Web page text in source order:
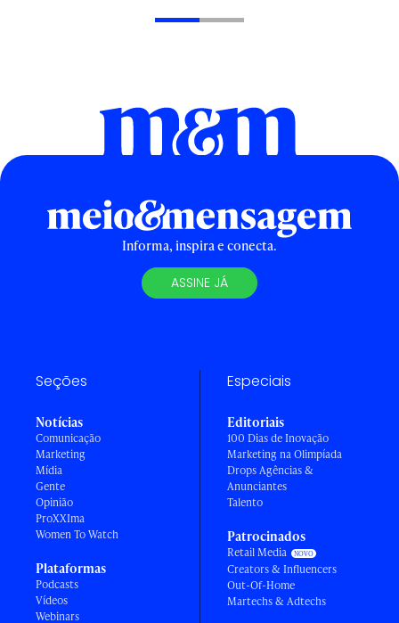
Informa, inspira e conecta.
ASSINE JÁ
Seções
Notícias
Comunicação
Marketing
Mídia
Gente
Opinião
ProXXIma
Women To Watch
Plataformas
Podcasts
Vídeos
Webinars
Especiais
Editoriais
100 Dias de Inovação
Marketing na Olimpíada
Drops Agências &
Anunciantes
Talento
Patrocinados
Retail Media
Creators & Influencers
Out-Of-Home
Martechs & Adtechs